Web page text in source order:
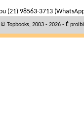
(21) 98563-3713
Topbooks, 2003 - 2026 - É